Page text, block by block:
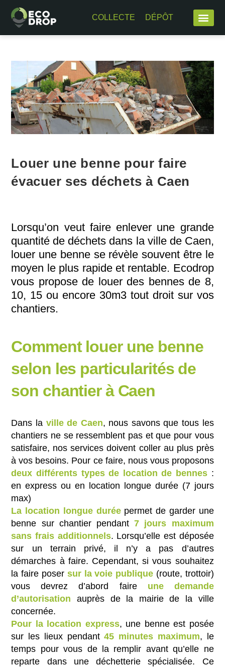
COLLECTE DÉPÔT
Louer une benne pour faire
évacuer ses déchets à Caen
Lorsqu’on veut faire enlever une grande
quantité de déchets dans la ville de Caen,
louer une benne se révèle souvent être le
moyen le plus rapide et rentable. Ecodrop
vous propose de louer des bennes de 8,
10, 15 ou encore 30m3 tout droit sur vos
chantiers.
Comment louer une benne
selon les particularités de
son chantier à Caen
Dans la ville de Caen, nous savons que tous les
chantiers ne se ressemblent pas et que pour vous
satisfaire, nos services doivent coller au plus près
à vos besoins. Pour ce faire, nous vous proposons
deux différents types de location de bennes :
en express ou en location longue durée (7 jours
max)
La location longue duréepermet de garder une
benne sur chantier pendant 7 jours maximum
sans frais additionnels. Lorsqu’elle est déposée
sur un terrain privé, il n’y a pas d’autres
démarches à faire. Cependant, si vous souhaitez
la faire poser sur la voie publique (route, trottoir)
vous devrez d’abord faireune demande
d’autorisation auprès de la mairie de la ville
concernée.
Pour la location express, une benne est posée
sur les lieux pendant45 minutes maximum, le
temps pour vous de la remplir avant qu’elle ne
reparte dans une déchetterie spécialisée. Ce